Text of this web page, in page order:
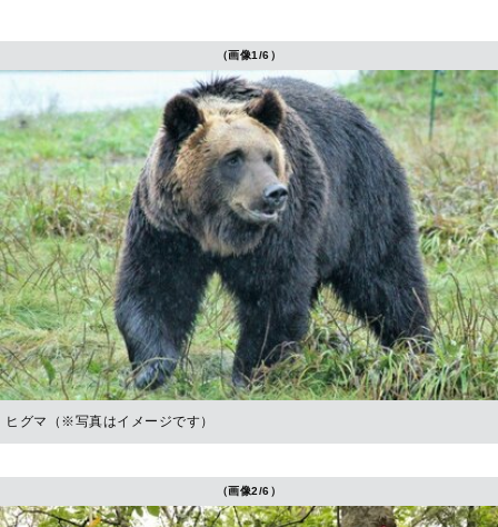
（画像1/6）
ヒグマ（※写真はイメージです）
（画像2/6）